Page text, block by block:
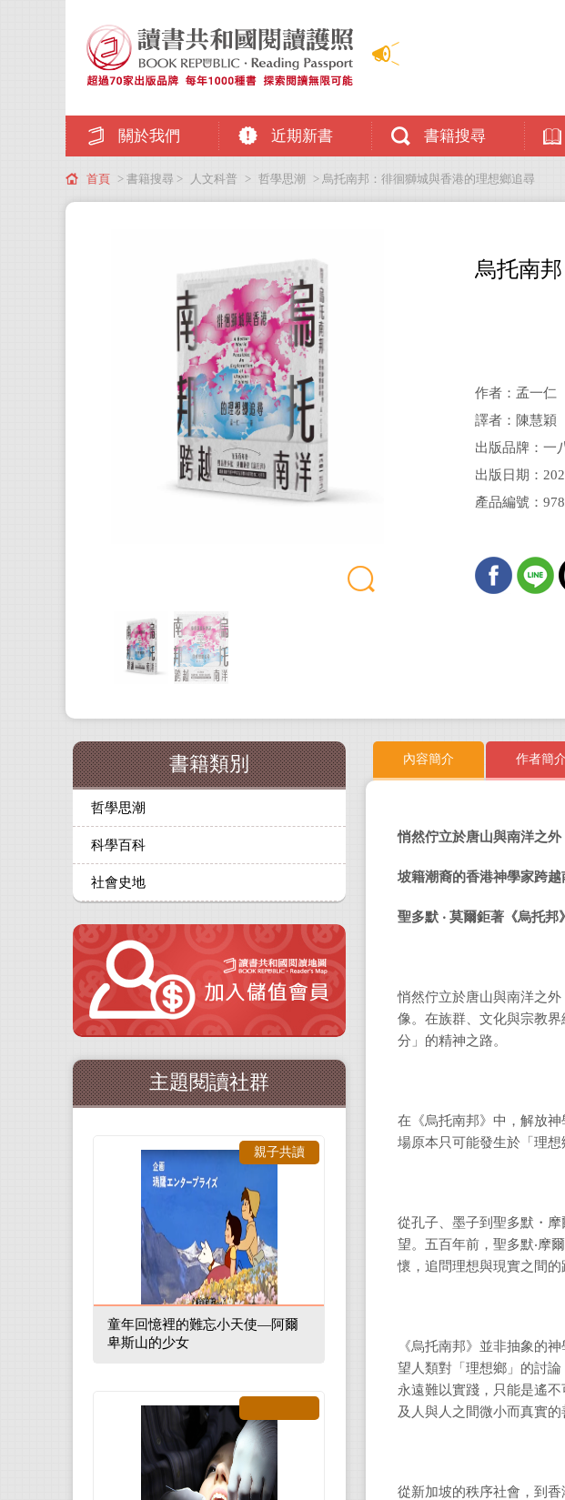
關於我們 近期新書 書籍搜尋
首頁 > 書籍搜尋 > 人文科普 > 哲學思潮 > 烏托南邦：徘徊獅城與香港的理想鄉追尋
烏托南
作者：孟一仁
譯者：陳慧穎
出版品牌：一
出版日期：
產品編號：
內容簡介 作者簡介
悄然佇立於唐山與南洋之
坡籍潮裔的香港神學家跨
聖多默 ‧ 莫爾鉅著《烏托
悄然佇立於唐山與南洋之
像。在族群、文化與宗教
分」的精神之路。
在《烏托南邦》中，解放
場原本只可能發生於「理
從孔子、墨子到聖多默・
望。五百年前，聖多默‧摩
懷，追問理想與現實之間的
《烏托南邦》並非抽象的
望人類對「理想鄉」的討
永遠難以實踐，只能是遙
及人與人之間微小而真實的
從新加坡的秩序社會，到
書籍類別
哲學思潮
科學百科
社會史地
主題閱讀社群
童年回憶裡的難忘小天使—阿爾
卑斯山的少女
親子共讀